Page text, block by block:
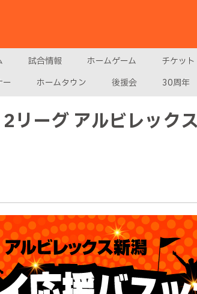
試合情報 ホームゲーム チケット
ー ホームタウン 後援会 30周年
ーグ アルビレック